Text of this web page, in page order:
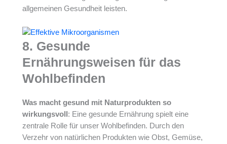
allgemeinen Gesundheit leisten.
8. Gesunde
Ernährungsweisen für das
Wohlbefinden
Was macht gesund mit Naturprodukten so
wirkungsvoll: Eine gesunde Ernährung spielt eine
zentrale Rolle für unser Wohlbefinden. Durch den
Verzehr von natürlichen Produkten wie Obst, Gemüse,